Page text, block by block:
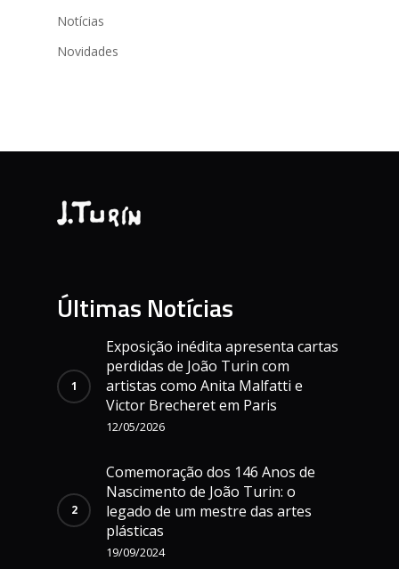
Notícias
Novidades
Últimas Notícias
Exposição inédita apresenta cartas
perdidas de João Turin com
artistas como Anita Malfatti e
Victor Brecheret em Paris
12/05/2026
Comemoração dos 146 Anos de
Nascimento de João Turin: o
legado de um mestre das artes
plásticas
19/09/2024